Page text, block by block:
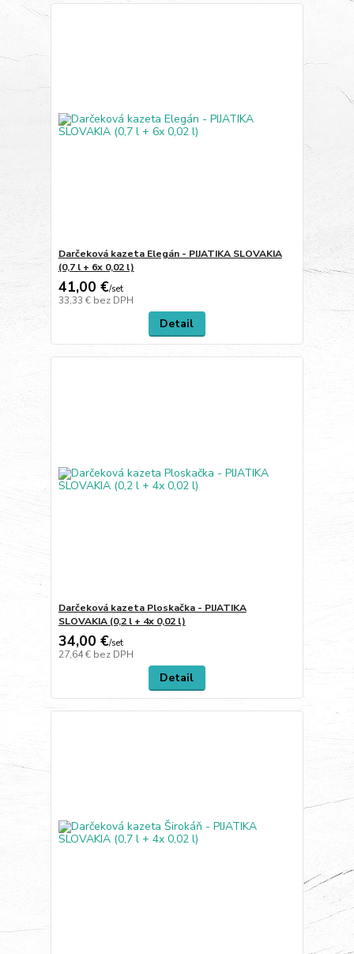
Darčeková kazeta Elegán - PIJATIKA SLOVAKIA
(0,7 l + 6x 0,02 l)
41,00 €/set
33,33 € bez DPH
Detail
Darčeková kazeta Ploskačka - PIJATIKA
SLOVAKIA (0,2 l + 4x 0,02 l)
34,00 €/set
27,64 € bez DPH
Detail